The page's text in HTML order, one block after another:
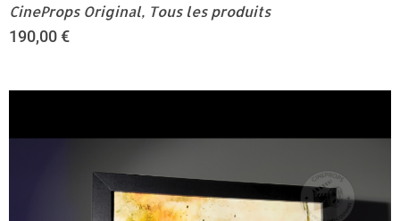
CineProps Original, Tous les produits
190,00€